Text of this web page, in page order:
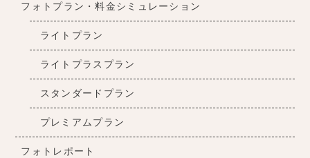
フォトプラン・料金シミュレーション
ライトプラン
ライトプラスプラン
スタンダードプラン
プレミアムプラン
フォトレポート